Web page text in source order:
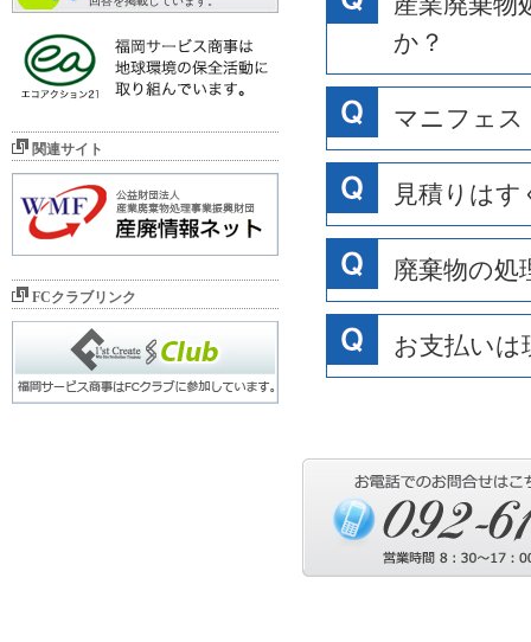
関連サイト
FCクラブリンク
か？
マニフェス
見積りは
廃棄物の処
お支払いは